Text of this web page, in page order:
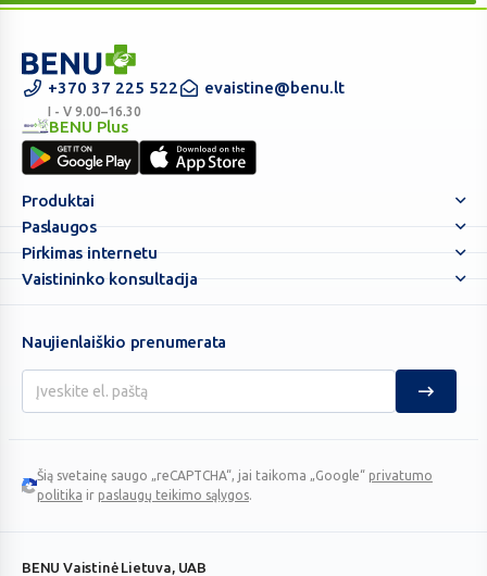
BENU
vaistinė
internete
Nes
jūs
ypatingi!
+370 37 225 522
I - V 9.00–16.30
evaistine@benu.lt
BENU
Plus
BENU Plus
Produktai
Paslaugos
Pirkimas internetu
Vaistininko konsultacija
Naujienlaiškio prenumerata
Google
Šią svetainę saugo „reCAPTCHA“, jai taikoma „Google“ privatumo
politika ir paslaugų teikimo sąlygos.
BENU Vaistinė Lietuva, UAB